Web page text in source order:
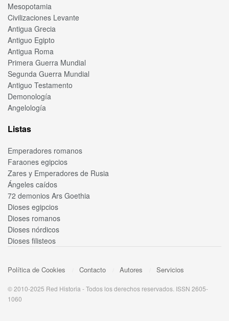
Mesopotamia
Civilizaciones Levante
Antigua Grecia
Antiguo Egipto
Antigua Roma
Primera Guerra Mundial
Segunda Guerra Mundial
Antiguo Testamento
Demonología
Angelología
Listas
Emperadores romanos
Faraones egipcios
Zares y Emperadores de Rusia
Ángeles caídos
72 demonios Ars Goethia
Dioses egipcios
Dioses romanos
Dioses nórdicos
Dioses filisteos
Política de Cookies Contacto Autores Servicios
© 2010-2025 Red Historia - Todos los derechos reservados. ISSN 2605-
1060